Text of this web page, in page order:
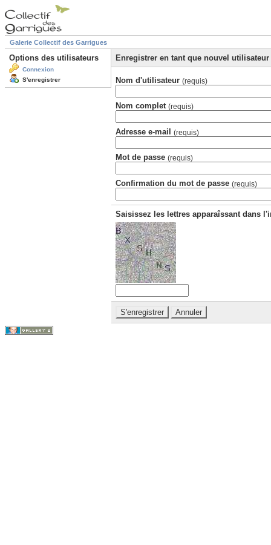
Galerie Collectif des Garrigues
Options des utilisateurs
Connexion
S'enregistrer
Enregistrer en tant que nouvel utilisateur
Nom d'utilisateur (requis)
Nom complet (requis)
Adresse e-mail (requis)
Mot de passe (requis)
Confirmation du mot de passe (requis)
Saisissez les lettres apparaîssant dans